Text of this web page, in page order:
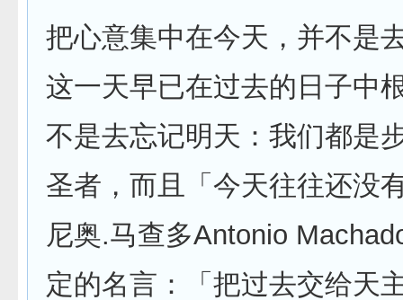
把心意集中在今天，并不是
这一天早已在过去的日子中
不是去忘记明天：我们都是
圣者，而且「今天往往还没
尼奥.马查多Antonio
定的名言：「把过去交给天